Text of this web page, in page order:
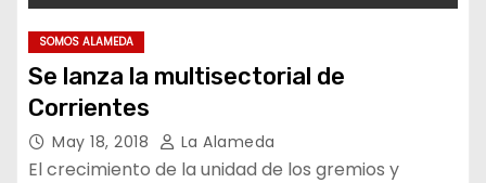
SOMOS ALAMEDA
Se lanza la multisectorial de
Corrientes
May 18, 2018 La Alameda
El crecimiento de la unidad de los gremios y